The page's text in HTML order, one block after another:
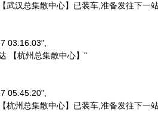
在【武汉总集散中心】已装车,准备发往下一
07 03:16:03",
到达 【杭州总集散中心】"
07 05:45:20",
在【杭州总集散中心】已装车,准备发往下一